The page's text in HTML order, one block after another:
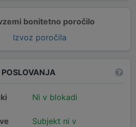
bonitetno poročilo
Izvoz poročila
Ni v blokadi
Subjekt ni v